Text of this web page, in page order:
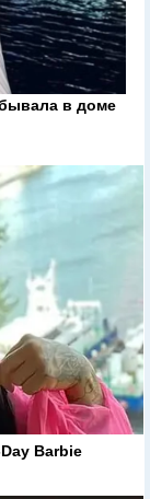
в доме
Barbie